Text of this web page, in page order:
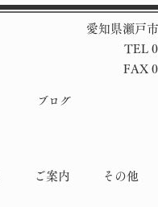
愛知県瀬戸
TEL
FAX
ブログ
ご案内 その他